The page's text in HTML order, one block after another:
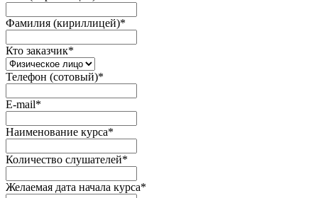
Фамилия (кириллицей)*
Кто заказчик*
Телефон (сотовый)*
E-mail*
Наименование курса*
Количество слушателей*
Желаемая дата начала курса*